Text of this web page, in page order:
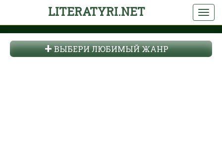
LITERATYRI.NET
ВЫБЕРИ ЛЮБИМЫЙ ЖАНР